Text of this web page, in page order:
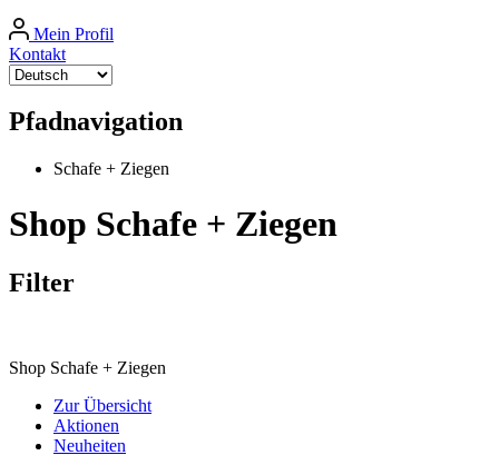
Mein Profil
Kontakt
Pfadnavigation
Schafe + Ziegen
Shop Schafe + Ziegen
Filter
Shop Schafe + Ziegen
Zur Übersicht
Aktionen
Neuheiten